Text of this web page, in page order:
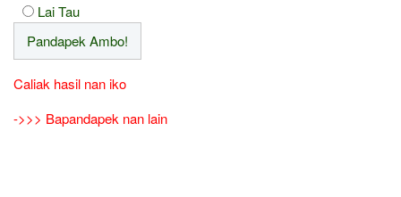
Lai Tau
Caliak hasil nan iko
->>> Bapandapek nan lain